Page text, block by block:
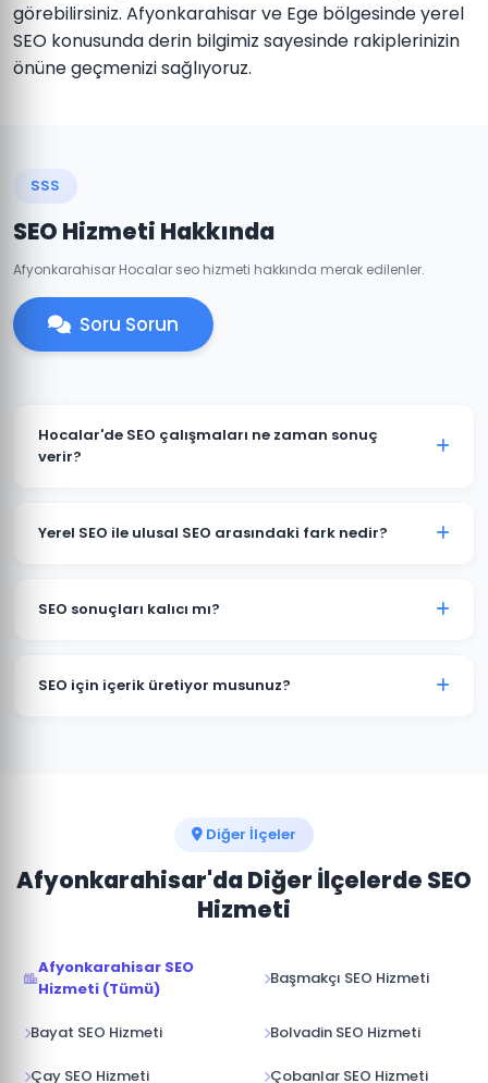
görebilirsiniz. Afyonkarahisar ve Ege bölgesinde yerel
SEO konusunda derin bilgimiz sayesinde rakiplerinizin
önüne geçmenizi sağlıyoruz.
SSS
SEO Hizmeti Hakkında
Afyonkarahisar Hocalar seo hizmeti hakkında merak edilenler.
Soru Sorun
Hocalar'de SEO çalışmaları ne zaman sonuç
verir?
projelerimizde genellikle 3-6 ay içinde belirgin
Yerel SEO ile ulusal SEO arasındaki fark nedir?
hedefler; Google Haritalar ve "yakınımda" sorgularında
ikisini birleştiriyoruz.
SEO sonuçları kalıcı mı?
işletmenizin konumunu korur ve güçlendirir.
SEO için içerik üretiyor musunuz?
Diğer İlçeler
Afyonkarahisar'da Diğer İlçelerde SEO
Hizmeti
Afyonkarahisar SEO
Hizmeti (Tümü)
Başmakçı SEO Hizmeti
Bayat SEO Hizmeti Bolvadin SEO Hizmeti
Çay SEO Hizmeti Çobanlar SEO Hizmeti